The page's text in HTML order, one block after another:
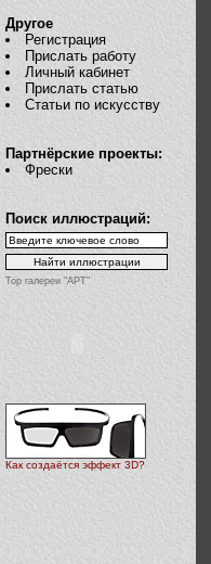
Другое
Регистрация
Прислать работу
Личный кабинет
Прислать статью
Статьи по искусству
Партнёрские проекты:
Фрески
Поиск иллюстраций:
Top галереи "АРТ"
Как создаётся эффект 3D?